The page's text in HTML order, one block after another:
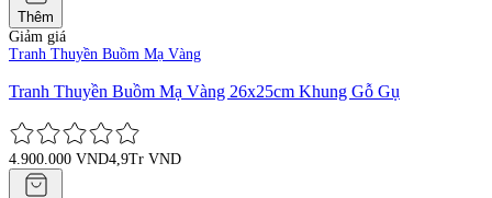
Thêm
Giảm giá
Tranh Thuyền Buồm Mạ Vàng
Tranh Thuyền Buồm Mạ Vàng 26x25cm Khung Gỗ Gụ
4.900.000 VND4,9Tr VND